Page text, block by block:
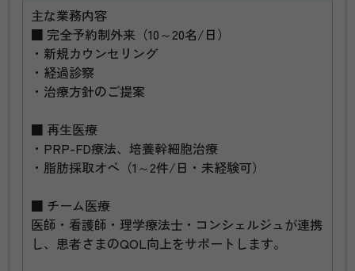
主な業務内容
■ 完全予約制外来（10～20名/日）
・新規カウンセリング
・経過診察
・治療方針のご提案
■ 再生医療
・PRP-FD療法、培養幹細胞治療
・脂肪採取オペ（1～2件/日・未経験可）
■ チーム医療
医師・看護師・理学療法士・コンシェルジュが連携
し、患者さまのQOL向上をサポートします。